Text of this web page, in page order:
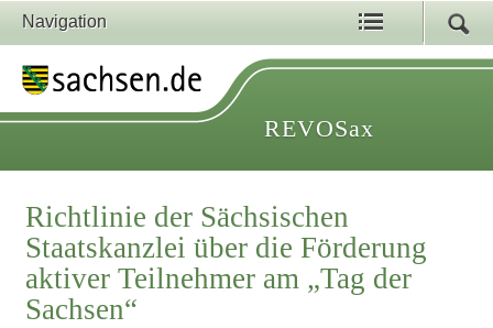
Navigation
REVOSax
Richtlinie der Sächsischen
Staatskanzlei über die Förderung
aktiver Teilnehmer am „Tag der
Sachsen“